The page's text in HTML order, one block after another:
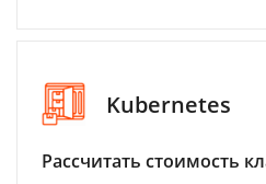
Kubernetes
Рассчитать стоимость